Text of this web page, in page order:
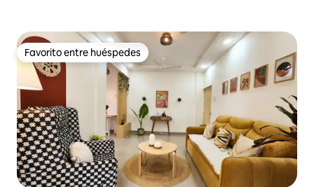
Favorito entre huéspedes
Favorito entre huéspedes